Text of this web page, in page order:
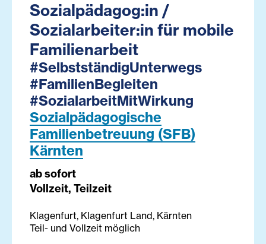
Sozialpädagog:in /
Sozialarbeiter:in für mobile
Familienarbeit
#SelbstständigUnterwegs
#FamilienBegleiten
#SozialarbeitMitWirkung
Sozialpädagogische
Familienbetreuung (SFB)
Kärnten
ab sofort
Vollzeit, Teilzeit
Klagenfurt, Klagenfurt Land, Kärnten
Teil- und Vollzeit möglich